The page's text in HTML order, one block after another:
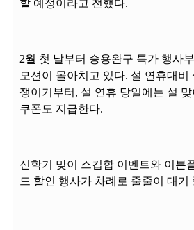
할 예정이라고 전했다.
2월 첫 날부터 승용완구 특가 행사
모션이 몰아치고 있다. 설 연휴대비
쟁이기부터, 설 연휴 당일에는 설
쿠폰도 지급한다.
신학기 맞이 스킵합 이벤트와 이븐
드 할인 행사가 차례로 줄줄이 대기